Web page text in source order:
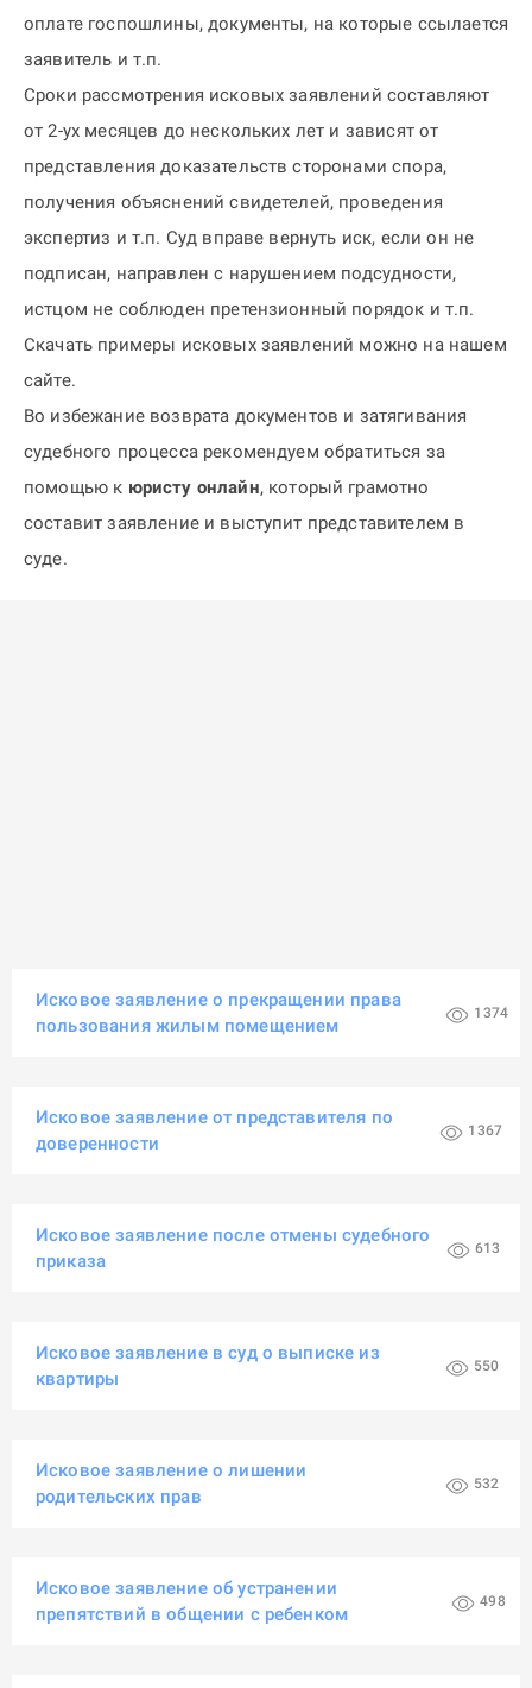
оплате госпошлины, документы, на которые ссылается
заявитель и т.п.
Сроки рассмотрения исковых заявлений составляют
от 2-ух месяцев до нескольких лет и зависят от
представления доказательств сторонами спора,
получения объяснений свидетелей, проведения
экспертиз и т.п. Суд вправе вернуть иск, если он не
подписан, направлен с нарушением подсудности,
истцом не соблюден претензионный порядок и т.п.
Скачать примеры исковых заявлений можно на нашем
сайте.
Во избежание возврата документов и затягивания
судебного процесса рекомендуем обратиться за
помощью к юристу онлайн, который грамотно
составит заявление и выступит представителем в
суде.
Исковое заявление о прекращении права
пользования жилым помещением
1374
Исковое заявление от представителя по
доверенности
1367
Исковое заявление после отмены судебного
приказа
613
Исковое заявление в суд о выписке из
квартиры
550
Исковое заявление о лишении
родительских прав
532
Исковое заявление об устранении
препятствий в общении с ребенком
498